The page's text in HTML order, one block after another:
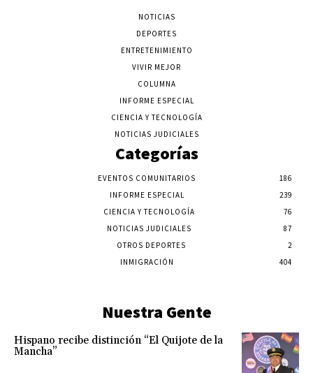
NOTICIAS
DEPORTES
ENTRETENIMIENTO
VIVIR MEJOR
COLUMNA
INFORME ESPECIAL
CIENCIA Y TECNOLOGÍA
NOTICIAS JUDICIALES
Categorías
EVENTOS COMUNITARIOS
186
INFORME ESPECIAL
239
CIENCIA Y TECNOLOGÍA
76
NOTICIAS JUDICIALES
87
OTROS DEPORTES
2
INMIGRACIÓN
404
Nuestra Gente
Hispano recibe distinción “El Quijote de la
Mancha”